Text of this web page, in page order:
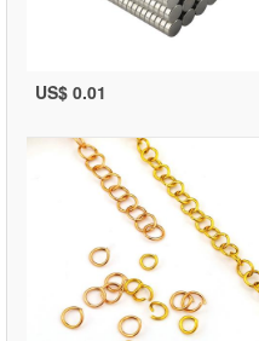
US$ 0.01